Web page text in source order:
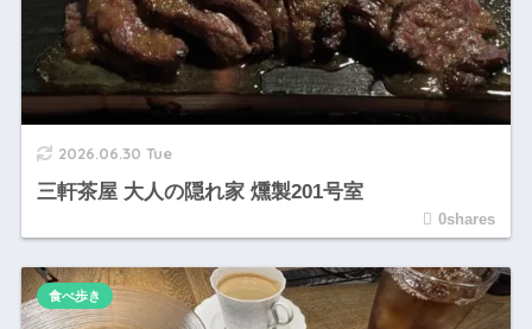
2026.06.30 Tue
三軒茶屋 大人の隠れ家 燻製201号室
0shares
食べ歩き